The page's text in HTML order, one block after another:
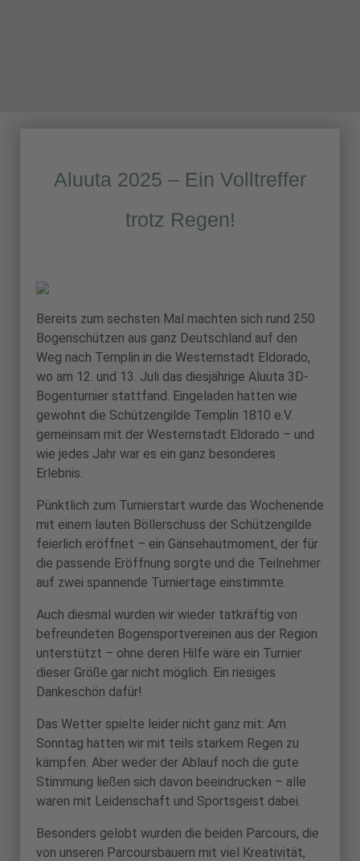
Aluuta 2025 – Ein Volltreffer
trotz Regen!
Bereits zum sechsten Mal machten sich rund 250
Bogenschützen aus ganz Deutschland auf den
Weg nach Templin in die Westernstadt Eldorado,
wo am 12. und 13. Juli das diesjährige Aluuta 3D-
Bogenturnier stattfand. Eingeladen hatten wie
gewohnt die Schützengilde Templin 1810 e.V.
gemeinsam mit der Westernstadt Eldorado – und
wie jedes Jahr war es ein ganz besonderes
Erlebnis.
Pünktlich zum Turnierstart wurde das Wochenende
mit einem lauten Böllerschuss der Schützengilde
feierlich eröffnet – ein Gänsehautmoment, der für
die passende Eröffnung sorgte und die Teilnehmer
auf zwei spannende Turniertage einstimmte.
Auch diesmal wurden wir wieder tatkräftig von
befreundeten Bogensportvereinen aus der Region
unterstützt – ohne deren Hilfe wäre ein Turnier
dieser Größe gar nicht möglich. Ein riesiges
Dankeschön dafür!
Das Wetter spielte leider nicht ganz mit: Am
Sonntag hatten wir mit teils starkem Regen zu
kämpfen. Aber weder der Ablauf noch die gute
Stimmung ließen sich davon beeindrucken – alle
waren mit Leidenschaft und Sportsgeist dabei.
Besonders gelobt wurden die beiden Parcours, die
von unseren Parcoursbauern mit viel Kreativität,